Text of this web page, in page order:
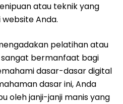
atau teknik yang
Anda.
pelatihan atau
bermanfaat bagi
dasar-dasar digital
dasar ini, Anda
oleh janji-janji manis yang